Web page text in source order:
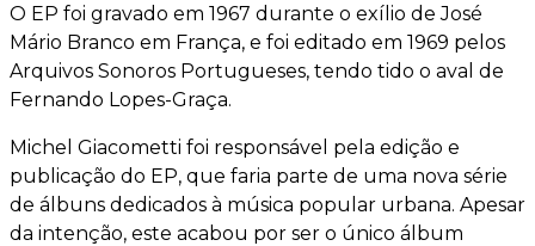
O EP foi gravado em 1967 durante o exílio de José
Mário Branco em França, e foi editado em 1969 pelos
Arquivos Sonoros Portugueses, tendo tido o aval de
Fernando Lopes-Graça.
Michel Giacometti foi responsável pela edição e
publicação do EP, que faria parte de uma nova série
de álbuns dedicados à música popular urbana. Apesar
da intenção, este acabou por ser o único álbum